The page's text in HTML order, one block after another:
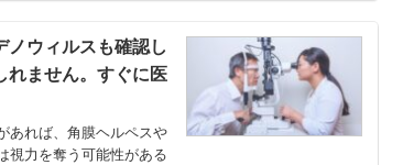
ノウィルスも確認し
れません。すぐに医
あれば、角膜ヘルペスや
視力を奪う可能性がある